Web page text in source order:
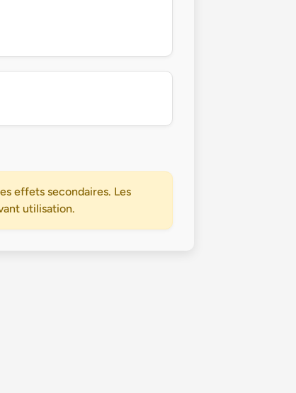
effets secondaires. Les
utilisation.